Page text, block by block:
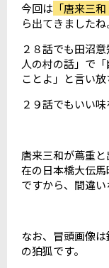
今回は 「唐来三
ら出てきましたね
２８話でも田沼
人の村の話」で
ことよ」と言い放
２９話でもいい味
唐来三和が蔦重
在の日本橋大伝
ですから、間違い
なお、冒頭画像
の狛狐です。